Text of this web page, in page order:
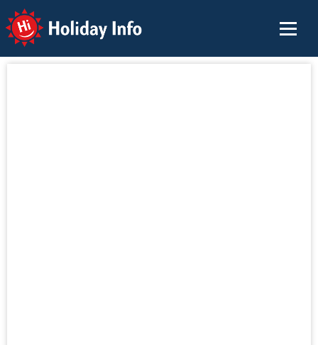
Holiday Info